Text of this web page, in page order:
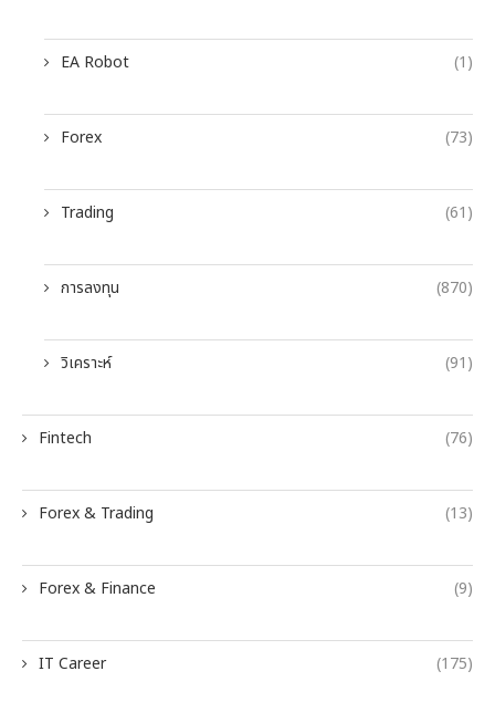
EA Robot (1)
Forex (73)
Trading (61)
การลงทุน (870)
วิเคราะห์ (91)
Fintech (76)
Forex & Trading (13)
Forex & Finance (9)
IT Career (175)